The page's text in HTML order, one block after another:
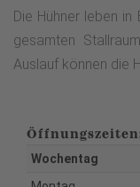
Die Hühner leben
gesamten
Auslauf können die
Wochentag